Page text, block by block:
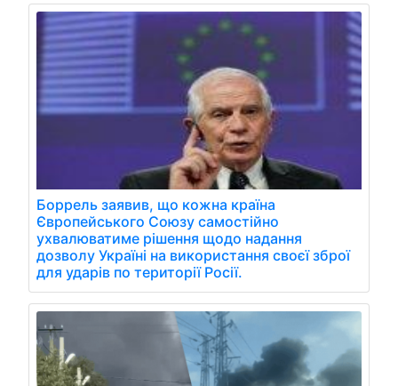
Боррель заявив, що кожна країна
Європейського Союзу самостійно
ухвалюватиме рішення щодо надання
дозволу Україні на використання своєї зброї
для ударів по території Росії.